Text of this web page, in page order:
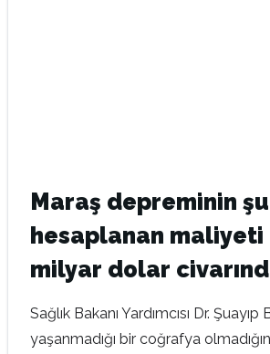
Maraş depreminin
hesaplanan maliyeti
milyar dolar
Sağlık Bakanı Yardımcısı Dr.
yaşanmadığı bir coğrafya